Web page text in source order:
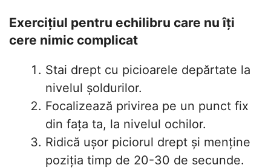
Exercițiul pentru echilibru care nu îți
cere nimic complicat
Stai drept cu picioarele depărtate la
nivelul șoldurilor.
Focalizează privirea pe un punct fix
din fața ta, la nivelul ochilor.
Ridică ușor piciorul drept și menține
poziția timp de 20-30 de secunde.